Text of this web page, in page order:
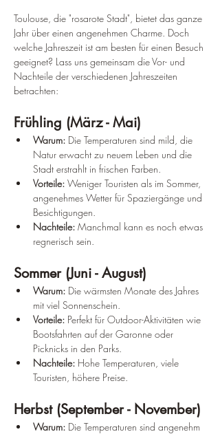
Toulouse, die "rosarote Stadt", bietet das ganze
Jahr über einen angenehmen Charme. Doch
welche Jahreszeit ist am besten für einen Besuch
geeignet? Lass uns gemeinsam die Vor- und
Nachteile der verschiedenen Jahreszeiten
betrachten:
Frühling (März - Mai)
Warum: Die Temperaturen sind mild, die
Natur erwacht zu neuem Leben und die
Stadt erstrahlt in frischen Farben.
Vorteile: Weniger Touristen als im Sommer,
angenehmes Wetter für Spaziergänge und
Besichtigungen.
Nachteile: Manchmal kann es noch etwas
regnerisch sein.
Sommer (Juni - August)
Warum: Die wärmsten Monate des Jahres
mit viel Sonnenschein.
Vorteile: Perfekt für Outdoor-Aktivitäten wie
Bootsfahrten auf der Garonne oder
Picknicks in den Parks.
Nachteile: Hohe Temperaturen, viele
Touristen, höhere Preise.
Herbst (September - November)
Warum: Die Temperaturen sind angenehm